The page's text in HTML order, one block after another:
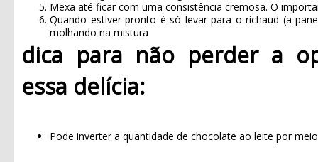
Mexa até ficar com uma consistência cremosa. O
Quando estiver pronto é só levar para o richaud (a
molhando na mistura
dica para não perder a
essa delícia:
Pode inverter a quantidade de chocolate ao leite por